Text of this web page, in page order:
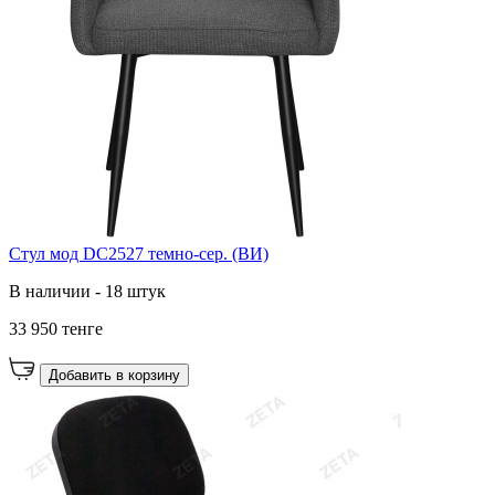
Стул мод DC2527 темно-сер. (ВИ)
В наличии - 18 штук
33 950 тенге
Добавить в корзину